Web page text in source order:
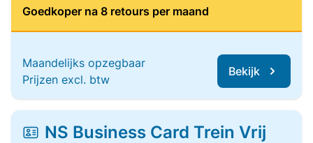
Goedkoper na 8 retours per maand
Maandelijks opzegbaar
Prijzen excl. btw
Bekijk
NS Business Card Trein Vrij